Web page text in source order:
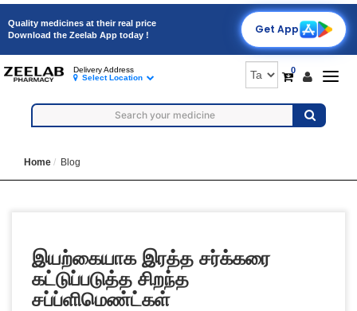
Quality medicines at their real price
Download the Zeelab App today !
Get App
0
Delivery Address
Select Location
Home Blog
இயற்கையாக இரத்த சர்க்கரை
கட்டுப்படுத்த சிறந்த
சப்ப்ளிமெண்ட்கள்